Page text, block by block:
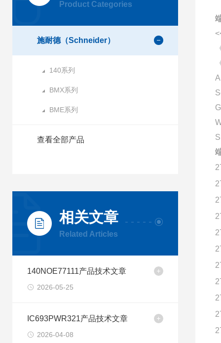
Product Categories
施耐德（Schneider）
140系列
BMX系列
BME系列
查看全部产品
相关文章
Related Articles
140NOE77111产品技术文章
2026-05-25
IC693PWR321产品技术文章
2026-04-08